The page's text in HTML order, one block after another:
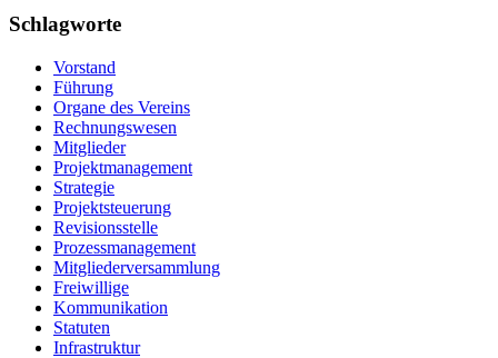
Schlagworte
Vorstand
Führung
Organe des Vereins
Rechnungswesen
Mitglieder
Projektmanagement
Strategie
Projektsteuerung
Revisionsstelle
Prozessmanagement
Mitgliederversammlung
Freiwillige
Kommunikation
Statuten
Infrastruktur